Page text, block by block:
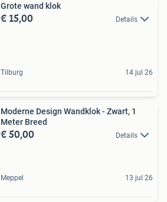
Grote wand klok
€ 15,00 Details
Tilburg 14 jul 26
Moderne Design Wandklok - Zwart, 1
Meter Breed
€ 50,00 Details
Meppel 13 jul 26